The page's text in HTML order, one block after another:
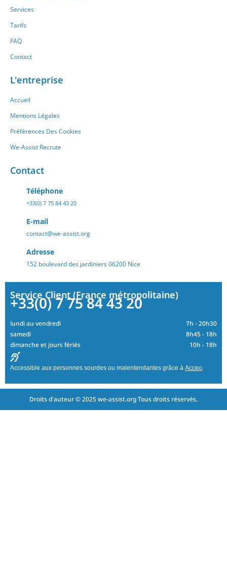
Services
Tarifs
FAQ
Contact
L'entreprise
Accueil
Mentions Légales
Préférences Des Cookies
We-Assist Recrute
Contact
Téléphone
+33(0) 7 75 84 43 20
E-mail
contact@we-assist.org
Adresse
152 boulevard des jardiniers 06200 Nice
Service Client (France métropolitaine)
+33(0) 7 75 84 43 20
lundi au vendredi
7h - 20h30
samedi
8h45 - 18h
dimanche et jours fériés
10h - 18h
Accessible aux personnes sourdes ou malentendantes grâce à Acceo.
Droits d'auteur © 2025 we-assist.org Tous droits réservés.